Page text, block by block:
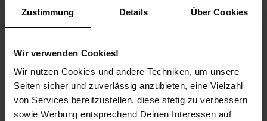
Zustimmung Details Über Cookies
Wir verwenden Cookies!
Wir nutzen Cookies und andere Techniken, um unsere
Seiten sicher und zuverlässig anzubieten, eine Vielzahl
von Services bereitzustellen, diese stetig zu verbessern
sowie Werbung entsprechend Deinen Interessen auf
Payback Punkte Basis°Punkte:
13
Extra°Punkte:
0